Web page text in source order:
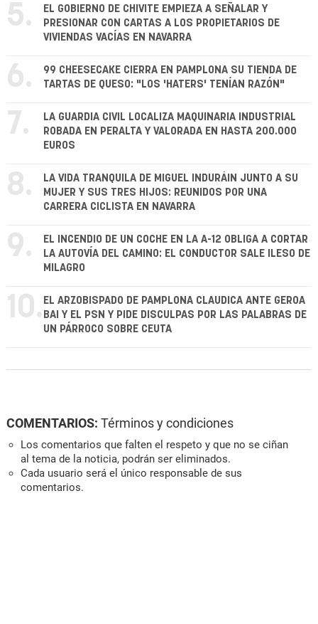
5.
EL GOBIERNO DE CHIVITE EMPIEZA A SEÑALAR Y
PRESIONAR CON CARTAS A LOS PROPIETARIOS DE
VIVIENDAS VACÍAS EN NAVARRA
6.
99 CHEESECAKE CIERRA EN PAMPLONA SU TIENDA DE
TARTAS DE QUESO: "LOS 'HATERS' TENÍAN RAZÓN"
7.
LA GUARDIA CIVIL LOCALIZA MAQUINARIA INDUSTRIAL
ROBADA EN PERALTA Y VALORADA EN HASTA 200.000
EUROS
8.
LA VIDA TRANQUILA DE MIGUEL INDURÁIN JUNTO A SU
MUJER Y SUS TRES HIJOS: REUNIDOS POR UNA
CARRERA CICLISTA EN NAVARRA
9.
EL INCENDIO DE UN COCHE EN LA A-12 OBLIGA A CORTAR
LA AUTOVÍA DEL CAMINO: EL CONDUCTOR SALE ILESO DE
MILAGRO
10. EL ARZOBISPADO DE PAMPLONA CLAUDICA ANTE GEROA
BAI Y EL PSN Y PIDE DISCULPAS POR LAS PALABRAS DE
UN PÁRROCO SOBRE CEUTA
COMENTARIOS: Términos y condiciones
Los comentarios que falten el respeto y que no se ciñan
al tema de la noticia, podrán ser eliminados.
Cada usuario será el único responsable de sus
comentarios.